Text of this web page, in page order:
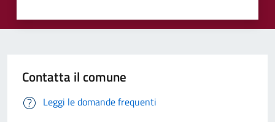
Contatta il comune
Leggi le domande frequenti